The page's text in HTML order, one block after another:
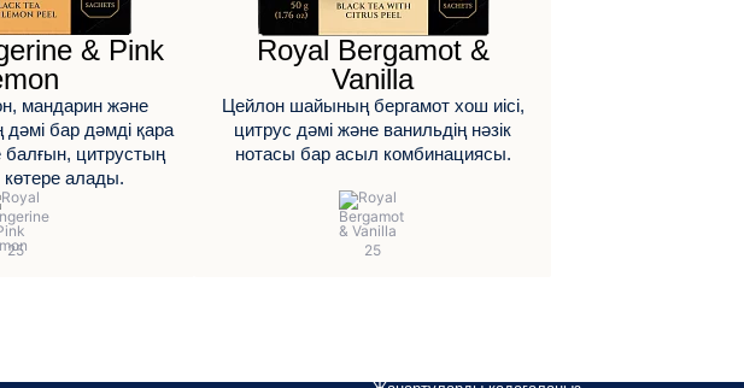
& Pink
мандарин және
дәмі бар дәмді қара
цитрустың
көтере алады.
Royal Bergamot &
Vanilla
Цейлон шайының бергамот хош иісі,
цитрус дәмі және ванильдің нәзік
нотасы бар асыл комбинациясы.